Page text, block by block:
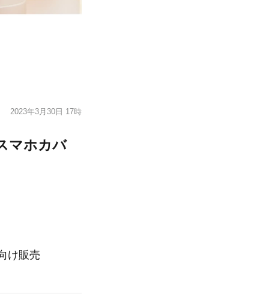
2023年3月30日 17時
マホカバ
け販売